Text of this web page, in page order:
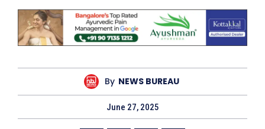
By NEWS BUREAU
June 27, 2025